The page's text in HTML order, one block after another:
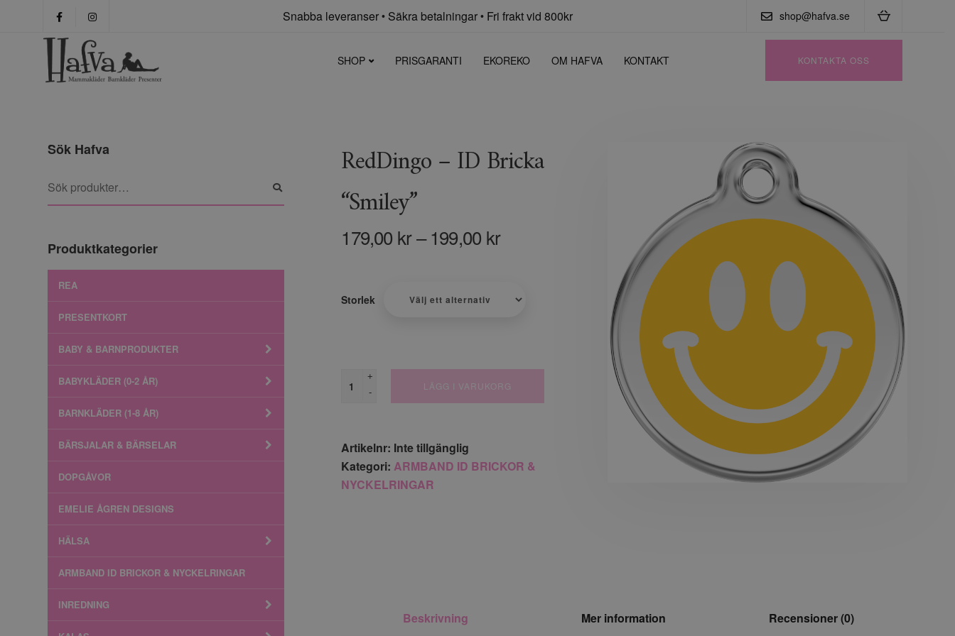
Snabba leveranser •Säkra betalningar •Fri frakt vid 800kr shop@hafva.se
SHOP PRISGARANTI EKOREKO OM HAFVA KONTAKT KONTAKTA OSS
Sök Hafva
Produktkategorier
REA
PRESENTKORT
BABY & BARNPRODUKTER
BABYKLÄDER (0-2 ÅR)
BARNKLÄDER (1-8 ÅR)
BÄRSJALAR & BÄRSELAR
DOPGÅVOR
EMELIE ÅGREN DESIGNS
HÄLSA
ARMBAND ID BRICKOR & NYCKELRINGAR
INREDNING
RedDingo – ID Bricka
“Smiley”
179,00 kr–199,00 kr
Storlek
+
-
LÄGG I VARUKORG
Artikelnr: Inte tillgänglig
Kategori:ARMBAND ID BRICKOR &
NYCKELRINGAR
Beskrivning Mer information Recensioner (0)